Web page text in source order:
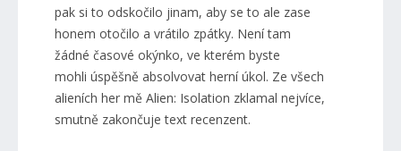
pak si to odskočilo jinam, aby se to ale zase
honem otočilo a vrátilo zpátky. Není tam
žádné časové okýnko, ve kterém byste
mohli úspěšně absolvovat herní úkol. Ze všech
alieních her mě Alien: Isolation zklamal nejvíce,
smutně zakončuje text recenzent.